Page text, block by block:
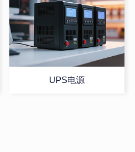
UPS电源